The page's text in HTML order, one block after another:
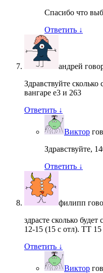
Спасибо что
Ответить ↓
андрей
Здравствуйте сколько
вангаре е3 и 263
Ответить ↓
Виктор
Здравствуйте,
Ответить ↓
филипп
здрасте сколько
12-15 (15 с отл). ТТ 15
Ответить ↓
Виктор